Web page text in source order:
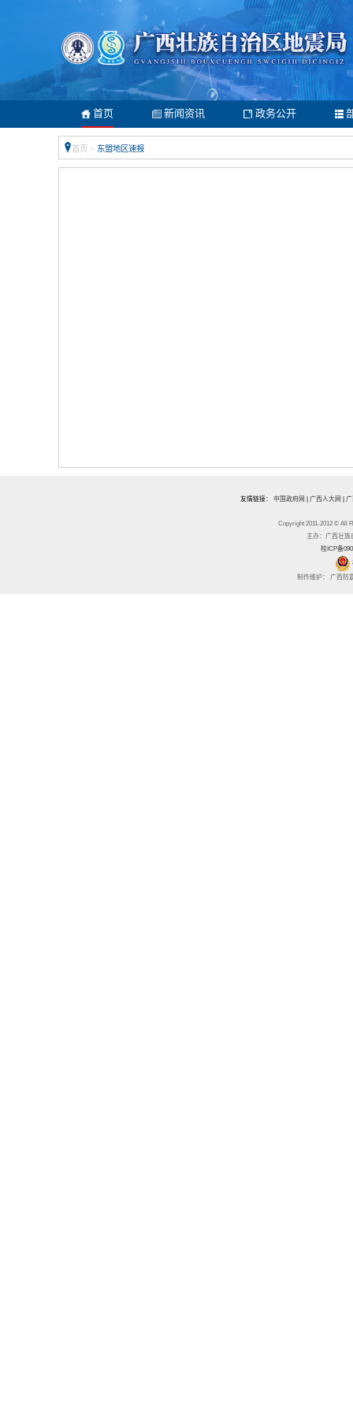
首页 新闻资讯 政务公开
首页 > 东盟地区速报
友情链接： 中国政府网 | 广西人大网 |
Copyright 2011-2012 © All
主办：广西壮族
桂ICP备
制作维护： 广西防